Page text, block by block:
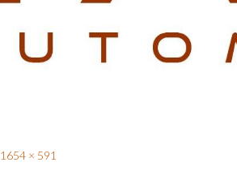
1654 × 591